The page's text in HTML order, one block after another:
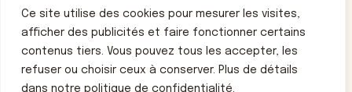
Ce site utilise des cookies pour mesurer les visites,
afficher des publicités et faire fonctionner certains
contenus tiers. Vous pouvez tous les accepter, les
refuser ou choisir ceux à conserver. Plus de détails
dans notre politique de confidentialité.